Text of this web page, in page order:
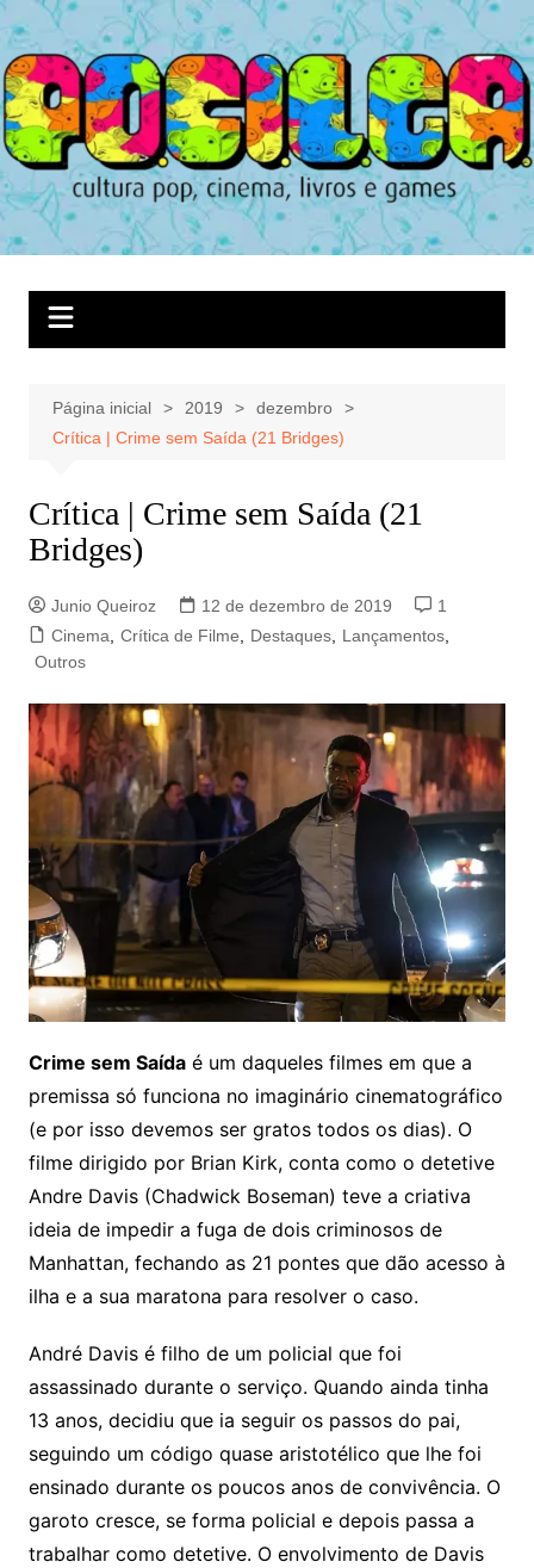
Ir
para
o
conteúdo
Página inicial 2019
dezembro
Crítica | Crime sem Saída (21 Bridges)
Crítica | Crime sem Saída (21
Bridges)
Junio Queiroz 12 de dezembro de 2019
1
Cinema, Crítica de Filme, Destaques, Lançamentos,
Outros
Crime sem Saídaé um daqueles filmes em que a
premissa só funciona no imaginário cinematográfico
(e por isso devemos ser gratos todos os dias). O
filme dirigido por Brian Kirk, conta como o detetive
Andre Davis (Chadwick Boseman) teve a criativa
ideia de impedir a fuga de dois criminosos de
Manhattan, fechando as 21 pontes que dão acesso à
ilha e a sua maratona para resolver o caso.
André Davis é filho de um policial que foi
assassinado durante o serviço. Quando ainda tinha
13 anos, decidiu que ia seguir os passos do pai,
seguindo um código quase aristotélico que lhe foi
ensinado durante os poucos anos de convivência. O
garoto cresce, se forma policial e depois passa a
trabalhar como detetive. O envolvimento de Davis